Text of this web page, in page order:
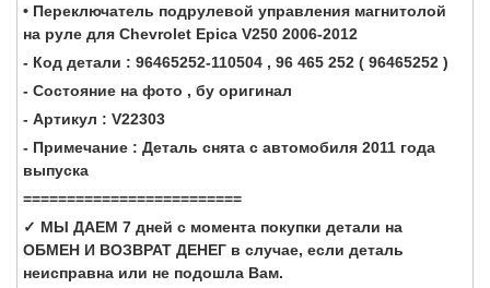
• Переключатель подрулевой управления магнитолой
на руле для Chevrolet Epica V250 2006-2012
- Код детали : 96465252-110504 , 96 465 252 ( 96465252 )
- Состояние на фото , бу оригинал
- Артикул : V22303
- Примечание : Деталь снята с автомобиля 2011 года
выпуска
=========================
✓ МЫ ДАЕМ 7 дней с момента покупки детали на
ОБМЕН И ВОЗВРАТ ДЕНЕГ в случае, если деталь
неисправна или не подошла Вам.